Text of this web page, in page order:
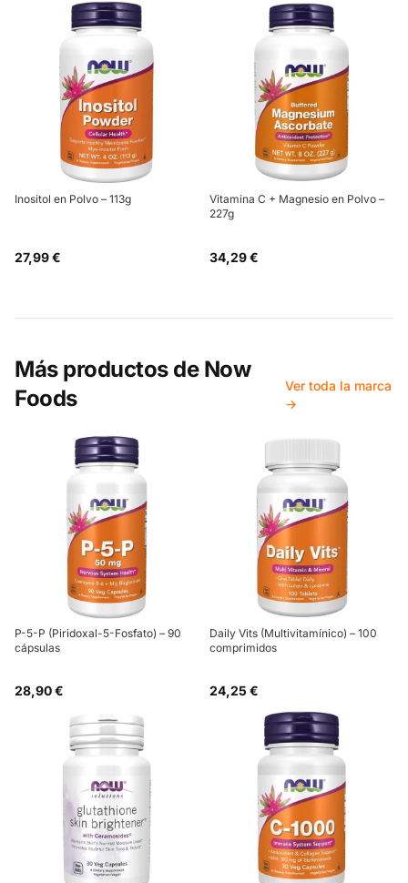
Inositol en Polvo – 113g
27,99 €
Vitamina C + Magnesio en Polvo –
227g
34,29 €
Más productos de Now
Foods
Ver toda la marca
→
P-5-P (Piridoxal-5-Fosfato) – 90
cápsulas
28,90 €
Daily Vits (Multivitamínico) – 100
comprimidos
24,25 €